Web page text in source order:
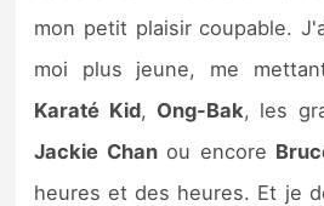
Tests de jeux
Tests d’accessoires
Autres tests
mon petit plaisir coupable.
moi plus jeune, me
Karaté Kid, Ong-Bak, les
Jackie Chanou encore
heures et des heures. Et je